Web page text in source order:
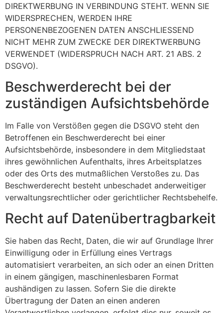
DIREKTWERBUNG IN VERBINDUNG STEHT. WENN SIE
WIDERSPRECHEN, WERDEN IHRE
PERSONENBEZOGENEN DATEN ANSCHLIESSEND
NICHT MEHR ZUM ZWECKE DER DIREKTWERBUNG
VERWENDET (WIDERSPRUCH NACH ART. 21 ABS. 2
DSGVO).
Beschwerde­recht bei der
zuständigen Aufsichts­behörde
Im Falle von Verstößen gegen die DSGVO steht den
Betroffenen ein Beschwerderecht bei einer
Aufsichtsbehörde, insbesondere in dem Mitgliedstaat
ihres gewöhnlichen Aufenthalts, ihres Arbeitsplatzes
oder des Orts des mutmaßlichen Verstoßes zu. Das
Beschwerderecht besteht unbeschadet anderweitiger
verwaltungsrechtlicher oder gerichtlicher Rechtsbehelfe.
Recht auf Daten­übertrag­barkeit
Sie haben das Recht, Daten, die wir auf Grundlage Ihrer
Einwilligung oder in Erfüllung eines Vertrags
automatisiert verarbeiten, an sich oder an einen Dritten
in einem gängigen, maschinenlesbaren Format
aushändigen zu lassen. Sofern Sie die direkte
Übertragung der Daten an einen anderen